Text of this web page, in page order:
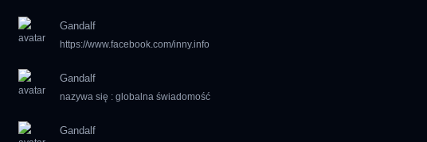
Gandalf
https://www.facebook.com/inny.info
Gandalf
nazywa się : globalna świadomość
Gandalf